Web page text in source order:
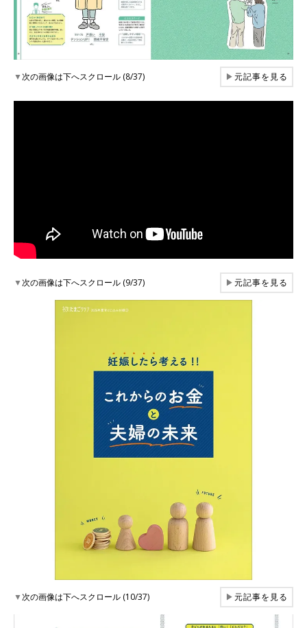
▼次の画像は下へスクロール (8/37) ▶元記事を見る
▼次の画像は下へスクロール (9/37) ▶元記事を見る
▼次の画像は下へスクロール (10/37) ▶元記事を見る